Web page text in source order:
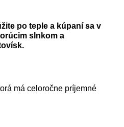
po teple a kúpaní sa v
slnkom a
má celoročne príjemné